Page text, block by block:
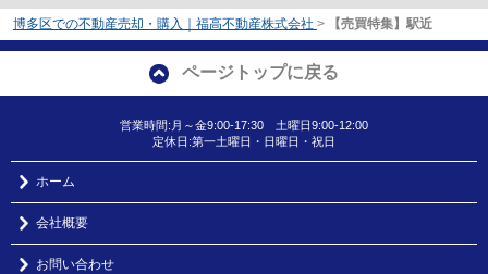
博多区での不動産売却・購入｜福高不動産株式会社 > 【売買特集】駅近
ページトップに戻る
営業時間:月～金9:00-17:30 土曜日9:00-12:00
定休日:第一土曜日・日曜日・祝日
ホーム
会社概要
お問い合わせ